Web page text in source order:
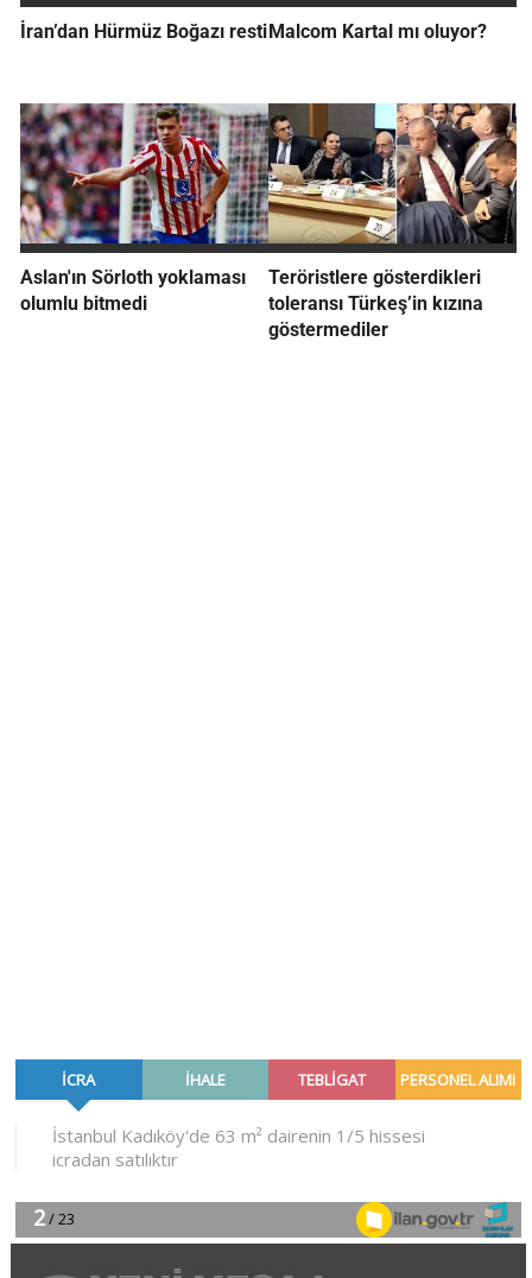
İran’dan Hürmüz Boğazı resti Malcom Kartal mı oluyor?
Aslan'ın Sörloth yoklaması
olumlu bitmedi
Teröristlere gösterdikleri
toleransı Türkeş’in kızına
göstermediler